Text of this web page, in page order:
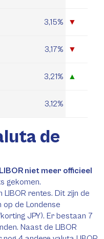
3,15% ▼
3,17% ▼
3,21% ▲
3,12%
de
niet meer officieel
gekomen.
rentes. Dit zijn de
de Londense
JPY). Er bestaan 7
Naast de LIBOR